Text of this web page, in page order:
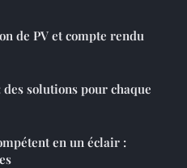
de PV et compte rendu
solutions pour chaque
en un éclair :